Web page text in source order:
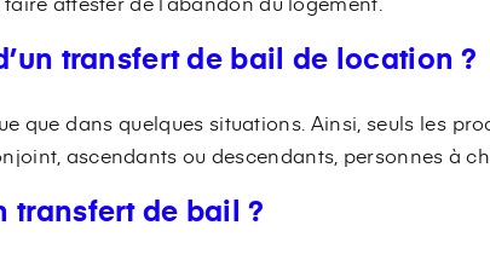
transfert de bail de location ?
que dans quelques situations. Ainsi, seuls les
ascendants ou descendants, personnes à
transfert de bail ?